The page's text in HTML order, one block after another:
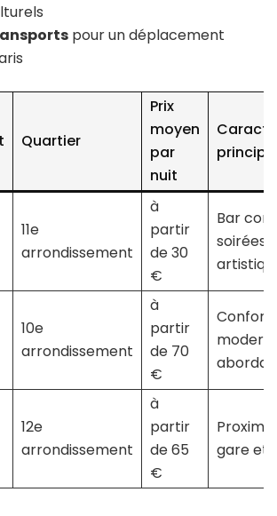
pour un déplacement
Quartier
Prix
moyen
par
nuit
11e
arrondissement
à
partir
de 30
€
Bar
soirées
10e
arrondissement
à
partir
de 70
€
Confort
12e
arrondissement
à
partir
de 65
€
gare et